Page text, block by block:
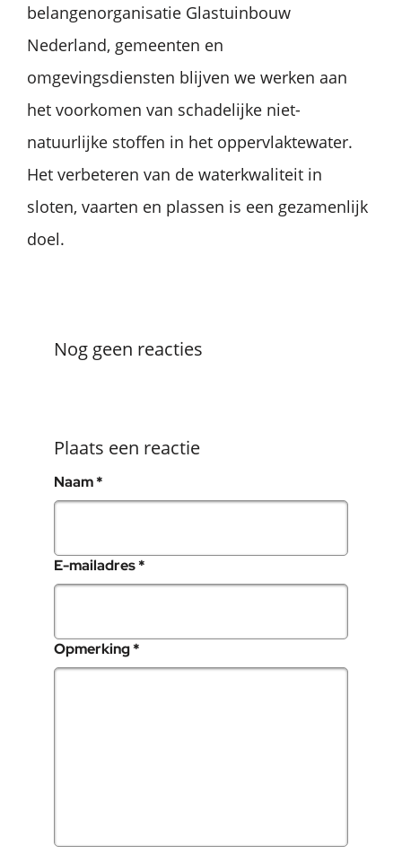
belangenorganisatie Glastuinbouw
Nederland, gemeenten en
omgevingsdiensten blijven we werken aan
het voorkomen van schadelijke niet-
natuurlijke stoffen in het oppervlaktewater.
Het verbeteren van de waterkwaliteit in
sloten, vaarten en plassen is een gezamenlijk
doel.
Nog geen reacties
Plaats een reactie
Naam*
E-mailadres*
Opmerking*